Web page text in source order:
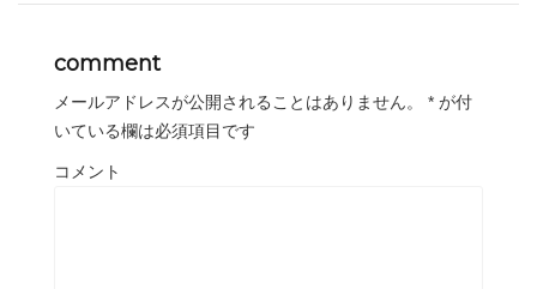
comment
メールアドレスが公開されることはありません。 * が付
いている欄は必須項目です
コメント